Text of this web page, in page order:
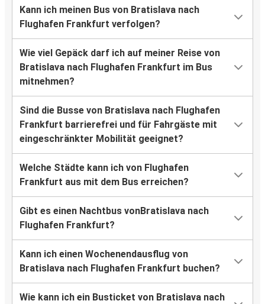
Kann ich meinen Bus von Bratislava nach
Flughafen Frankfurt verfolgen?
Wie viel Gepäck darf ich auf meiner Reise von
Bratislava nach Flughafen Frankfurt im Bus
mitnehmen?
Sind die Busse von Bratislava nach Flughafen
Frankfurt barrierefrei und für Fahrgäste mit
eingeschränkter Mobilität geeignet?
Welche Städte kann ich von Flughafen
Frankfurt aus mit dem Bus erreichen?
Gibt es einen Nachtbus vonBratislava nach
Flughafen Frankfurt?
Kann ich einen Wochenendausflug von
Bratislava nach Flughafen Frankfurt buchen?
Wie kann ich ein Busticket von Bratislava nach